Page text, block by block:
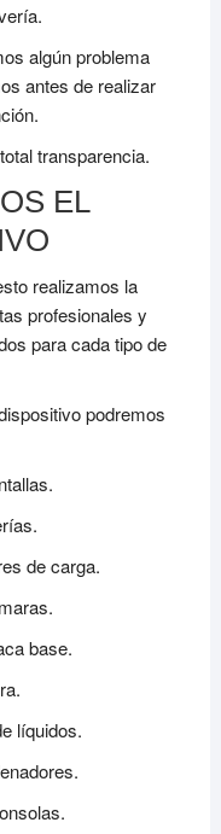
algún problema
antes de realizar
transparencia.
EL
realizamos la
profesionales y
para cada tipo de
podremos
de carga.
base.
líquidos.